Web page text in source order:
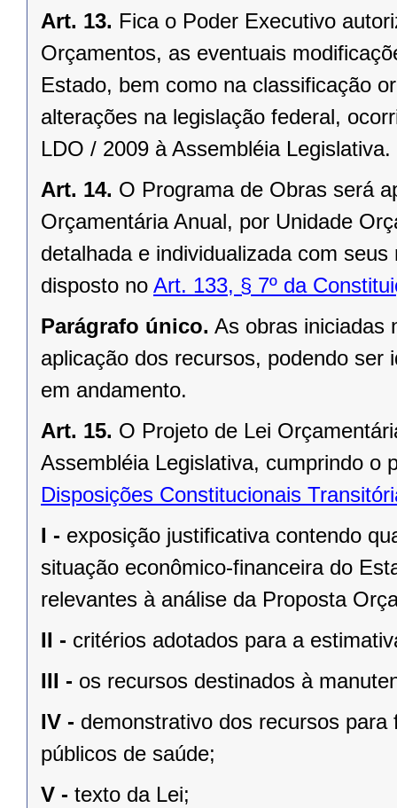
Art. 13. Fica o Poder Executivo
Orçamentos, as eventuais
Estado, bem como na classificação
alterações na legislação federal,
LDO / 2009 à Assembléia Legislativa.
Art. 14. O Programa de Obras será
Orçamentária Anual, por Unidade
detalhada e individualizada com
disposto no Art. 133, § 7º da
Parágrafo único. As obras iniciadas
aplicação dos recursos, podendo ser
em andamento.
Art. 15. O Projeto de Lei
Assembléia Legislativa, cumprindo o
Disposições Constitucionais
I - exposição justificativa contendo
situação econômico-financeira do
relevantes à análise da Proposta
II - critérios adotados para a
III - os recursos destinados à
IV - demonstrativo dos recursos
públicos de saúde;
V - texto da Lei;